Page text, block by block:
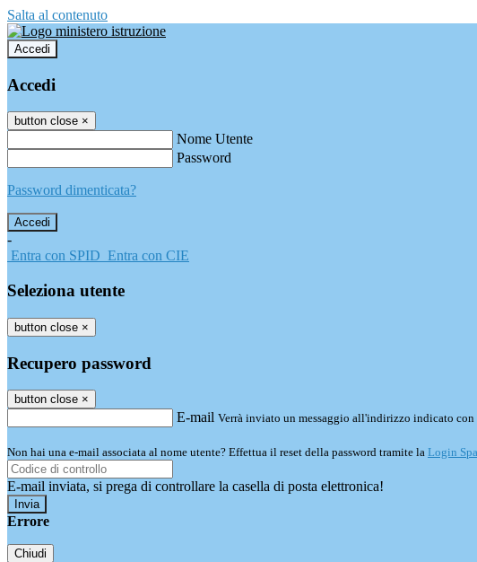
Salta al contenuto
Accedi
Accedi
button close ×
Nome Utente
Password
Password dimenticata?
-
Entra con SPID Entra con CIE
Seleziona utente
button close ×
Recupero password
button close ×
E-mail Verrà inviato un messaggio all'indirizzo indicato con
Non hai una e-mail associata al nome utente? Effettua il reset della password tramite la Login
E-mail inviata, si prega di controllare la casella di posta elettronica!
Errore
Chiudi